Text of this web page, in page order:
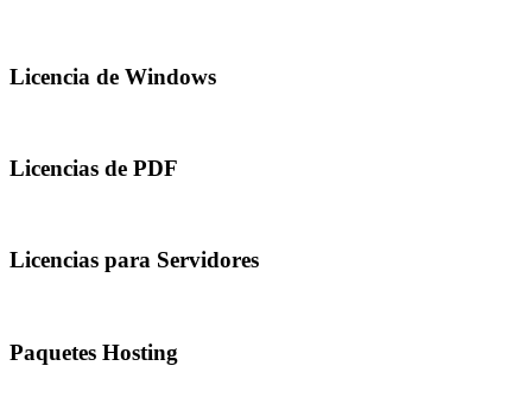
Licencia de Windows
Licencias de PDF
Licencias para Servidores
Paquetes Hosting